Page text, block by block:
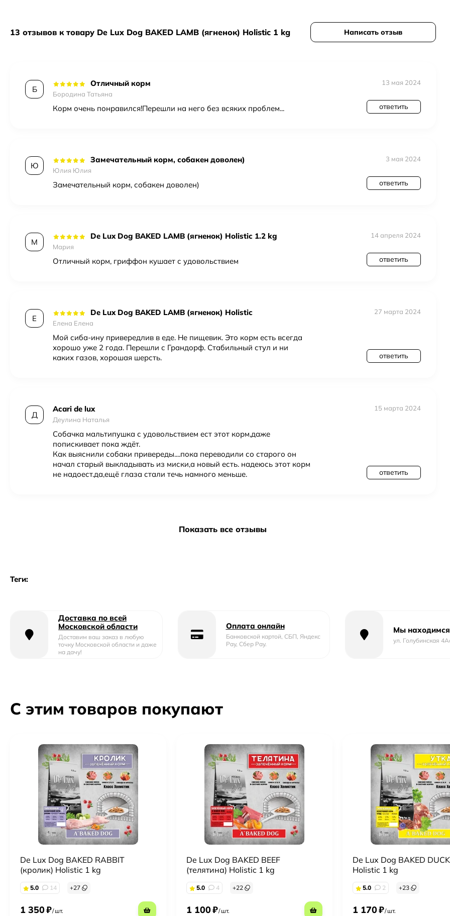
13 отзывов к товару De Lux Dog BAKED LAMB (ягненок) Holistic 1 kg Написать отзыв
Б
Отличный корм
Бородина Татьяна
Корм очень понравился!Перешли на него без всяких проблем...
13 мая 2024
ответить
Ю
Замечательный корм, собакен доволен)
Юлия Юлия
Замечательный корм, собакен доволен)
3 мая 2024
ответить
М
De Lux Dog BAKED LAMB (ягненок) Holistic 1.2 kg
Мария
Отличный корм, гриффон кушает с удовольствием
14 апреля 2024
ответить
Е
De Lux Dog BAKED LAMB (ягненок) Holistic
Елена Елена
Мой сиба-ину привередлив в еде. Не пищевик. Это корм есть всегда
хорошо уже 2 года. Перешли с Грандорф. Стабильный стул и ни
каких газов, хорошая шерсть.
27 марта 2024
ответить
Д
Acari de lux
Деулина Наталья
Собачка мальтипушка с удовольствием ест этот корм,даже
попискивает пока ждёт.
Как выяснили собаки привереды....пока переводили со старого он
начал старый выкладывать из миски,а новый есть. надеюсь этот корм
не надоест.да,ещё глаза стали течь намного меньше.
15 марта 2024
ответить
Показать все отзывы
Теги:
Доставка по всей
Московской области
Доставим ваш заказ в любую
точку Московской области и даже
на дачу!
Оплата онлайн
Банковской картой, СБП, Яндекс
Pay, Сбер Pay.
Мы
ул. Голубинская
С этим товаров покупают
De Lux Dog BAKED RABBIT
(кролик) Holistic 1 kg
5.0 14 +27
1 350₽/ шт.
De Lux Dog BAKED BEEF
(телятина) Holistic 1 kg
5.0 4 +22
1 100₽/ шт.
De Lux Dog BAKED
Holistic 1 kg
5.0 2 +23
1 170₽/ шт.